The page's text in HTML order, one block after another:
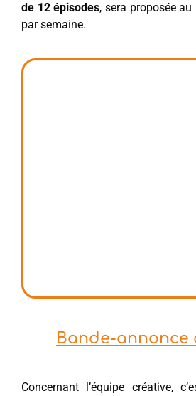
de 12 épisodes, sera proposée au
par semaine.
Bande-annonce
Concernant l’équipe créative,